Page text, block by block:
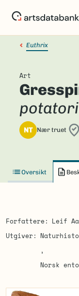
Euthrix
Art
NT Nær truet
Oversikt
Forfattere Leif
Utgiver
Norsk